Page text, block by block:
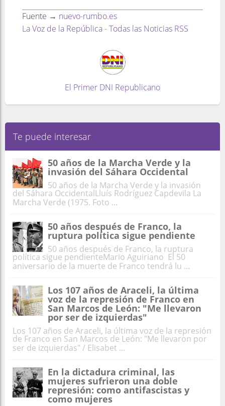
Fuente → nuevo-rumbo.es
La Voz de la República - Todas las Noticias RSS
El Primer DNI Republicano
Te puede interesar
50 años de la Marcha Verde y la
invasión del Sáhara Occidental
50 años de la Marcha Verde y la invasión
del Sáhara OccidentalLluís Rodríguez Capdevila La
Marcha Verde (1975. Foto ...
50 años después de Franco, la
ruptura política sigue pendiente
50 años después de Franco, la ruptura
política sigue pendienteMario Aguiriano El 50
aniversario de la muerte de Franco tendrá lu ...
Los 107 años de Araceli, la última
voz de la represión de Franco en
San Marcos de León: "Me llevaron
por ser de izquierdas"
Los 107 años de Araceli, la última voz de la represión
de Franco en San Marcos de León: "Me llevaron por
ser de izquierdas" / Elisabet ...
En la dictadura criminal, las
mujeres sufrieron una doble
represión: como antifascistas y
como mujeres